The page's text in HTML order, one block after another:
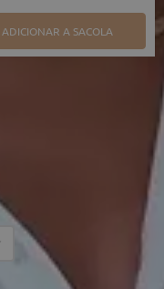
ADICIONAR A SACOLA